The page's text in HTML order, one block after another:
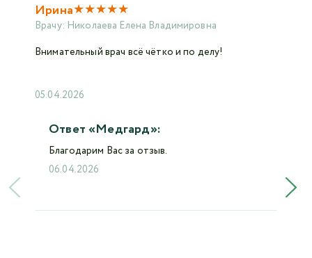
Ирина★★★★★
Врачу: Николаева Елена Владимировна
Внимательный врач всё чётко и по делу!
05.04.2026
Ответ «Медгард»:
Благодарим Вас за отзыв.
06.04.2026